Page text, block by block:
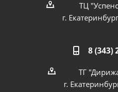
ТЦ
г.
8 (343)
ТГ
г.